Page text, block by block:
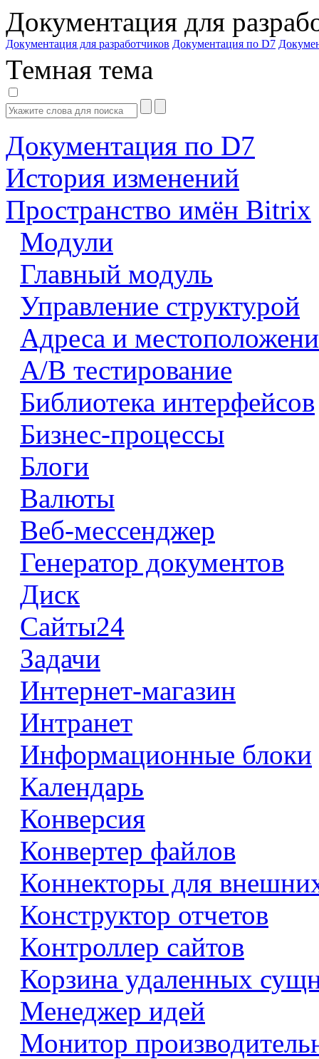
Документация для
Документация для разработчиков Документация по D7
Темная тема
Документация по D7
История изменений
Пространство имён Bitrix
Модули
Главный модуль
Управление структурой
Адреса и
А/В тестирование
Библиотека интерфейсов
Бизнес-процессы
Блоги
Валюты
Веб-мессенджер
Генератор документов
Диск
Сайты24
Задачи
Интернет-магазин
Интранет
Информационные блоки
Календарь
Конверсия
Конвертер файлов
Коннекторы для
Конструктор отчетов
Контроллер сайтов
Корзина удаленных
Менеджер идей
Монитор